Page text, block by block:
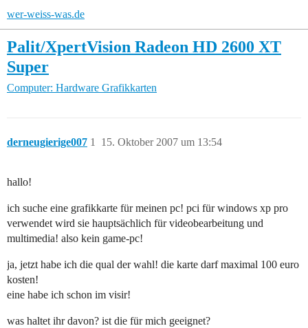
wer-weiss-was.de
Palit/XpertVision Radeon HD 2600 XT
Super
Computer: Hardware Grafikkarten
derneugierige007 15. Oktober 2007 um 13:54
1
hallo!
ich suche eine grafikkarte für meinen pc! pci für windows xp pro
verwendet wird sie hauptsächlich für videobearbeitung und
multimedia! also kein game-pc!
ja, jetzt habe ich die qual der wahl! die karte darf maximal 100 euro
kosten!
eine habe ich schon im visir!
was haltet ihr davon? ist die für mich geeignet?